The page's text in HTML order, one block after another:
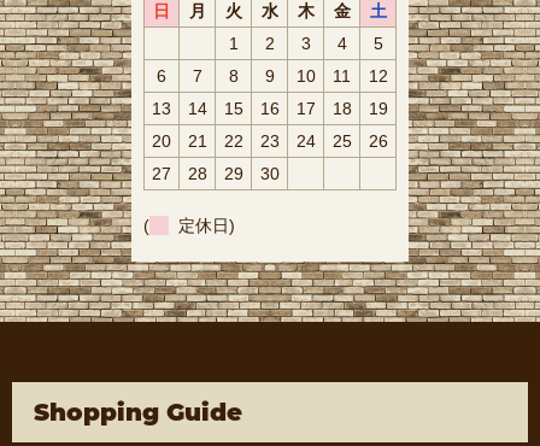
日 月 火 水 木 金
土
1
2 3 4
5
6
7 8 9 10 11
12
13
14 15 16 17 18
19
20
21 22 23 24 25
26
27
28 29 30
( 定休日)
Shopping Guide